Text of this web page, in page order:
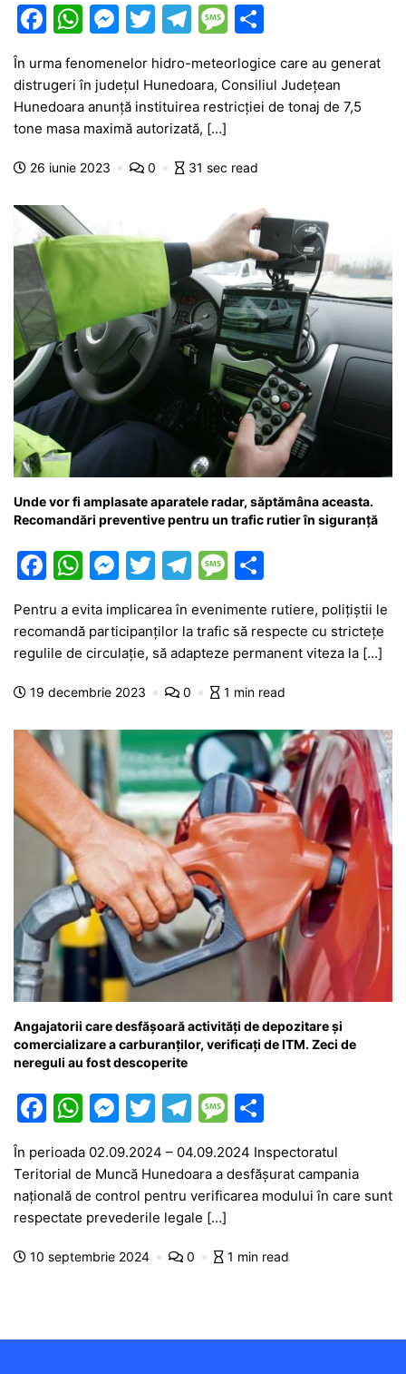
F
c
e
b
o
k
W
at
s
A
p
M
s
s
e
n
T
w
itt
er
T
e
gr
a
m
M
s
s
g
ta
je
În urma fenomenelor hidro-meteorlogice care au generat
distrugeri în județul Hunedoara, Consiliul Județean
Hunedoara anunță instituirea restricției de tonaj de 7,5
tone masa maximă autorizată, […]
26 iunie 2023 0 31 sec read
Unde vor fi amplasate aparatele radar, săptămâna aceasta.
Recomandări preventive pentru un trafic rutier în siguranță
F
c
e
b
o
k
W
h
at
s
A
p
M
e
s
s
e
g
er
T
w
itt
er
T
e
gr
a
m
M
s
s
a
e
ar
ta
je
a
ă
Pentru a evita implicarea în evenimente rutiere, polițiștii le
recomandă participanților la trafic să respecte cu strictețe
regulile de circulație, să adapteze permanent viteza la […]
19 decembrie 2023 0 1 min read
Angajatorii care desfășoară activități de depozitare și
comercializare a carburanților, verificați de ITM. Zeci de
nereguli au fost descoperite
F
a
c
e
b
o
W
at
s
A
p
M
s
s
e
n
T
itt
er
T
e
gr
a
m
M
s
s
g
ta
je
z
În perioada 02.09.2024 – 04.09.2024 Inspectoratul
Teritorial de Muncă Hunedoara a desfășurat campania
națională de control pentru verificarea modului în care sunt
respectate prevederile legale […]
10 septembrie 2024 0 1 min read